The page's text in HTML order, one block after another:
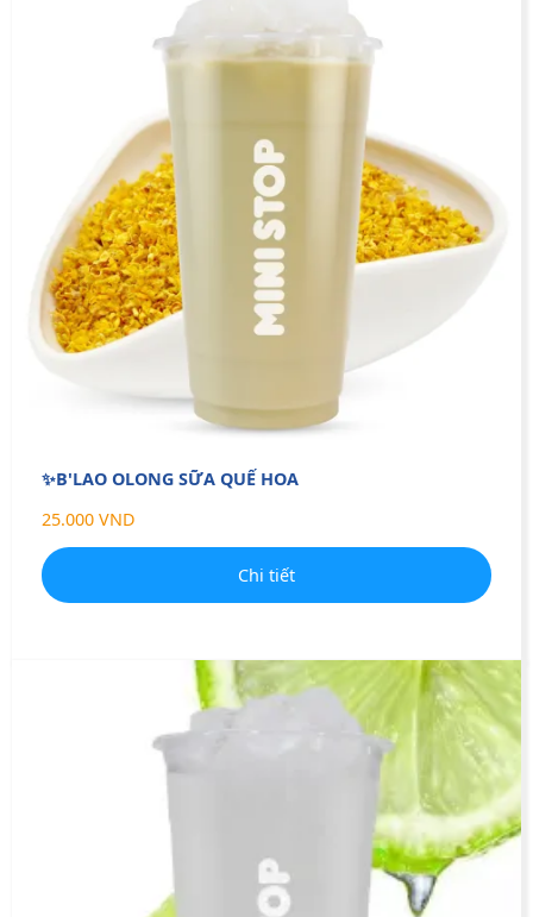
✨B'LAO OLONG SỮA QUẾ HOA
25.000 VND
Chi tiết